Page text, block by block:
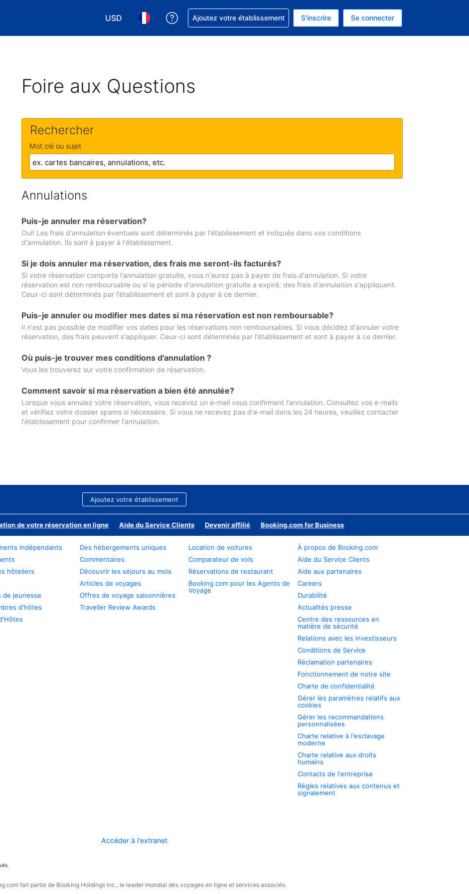
USD
Choisissez votre devise. Votre devise actuelle est celle-ci : Dollar américain.
Choisissez votre langue. Votre langue actuelle est celle-ci : Français.
Obtenez de l'aide concernant votre réservation
Ajoutez votre établissement S'inscrire Se connecter
Foire aux Questions
Rechercher
Mot clé ou sujet
Annulations
Puis-je annuler ma réservation?
Oui! Les frais d'annulation éventuels sont déterminés par l'établissement et indiqués dans vos conditions
d'annulation. Ils sont à payer à l'établissement.
Si je dois annuler ma réservation, des frais me seront-ils facturés?
Si votre réservation comporte l'annulation gratuite, vous n'aurez pas à payer de frais d'annulation. Si votre
réservation est non remboursable ou si la période d'annulation gratuite a expiré, des frais d'annulation s'appliquent.
Ceux-ci sont déterminés par l'établissement et sont à payer à ce dernier.
Puis-je annuler ou modifier mes dates si ma réservation est non remboursable?
Il n'est pas possible de modifier vos dates pour les réservations non remboursables. Si vous décidez d'annuler votre
réservation, des frais peuvent s'appliquer. Ceux-ci sont déterminés par l'établissement et sont à payer à ce dernier.
Où puis-je trouver mes conditions d'annulation ?
Vous les trouverez sur votre confirmation de réservation.
Comment savoir si ma réservation a bien été annulée?
Lorsque vous annulez votre réservation, vous recevez un e-mail vous confirmant l'annulation. Consultez vos e-mails
et vérifiez votre dossier spams si nécessaire. Si vous ne recevez pas d'e-mail dans les 24 heures, veuillez contacter
l'établissement pour confirmer l'annulation.
Ajoutez votre établissement
de votre réservation en ligne Aide du Service Clients Devenir affilié Booking.com for Business
indépendants
hôteliers
de jeunesse
d'hôtes
Des hébergements uniques
Commentaires
Découvrir les séjours au mois
Articles de voyages
Offres de voyage saisonnières
Traveller Review Awards
Location de voitures
Comparateur de vols
Réservations de restaurant
Booking.com pour les Agents de
Voyage
À propos de Booking.com
Aide du Service Clients
Aide aux partenaires
Careers
Durabilité
Actualités presse
Centre des ressources en
matière de sécurité
Relations avec les investisseurs
Conditions de Service
Réclamation partenaires
Fonctionnement de notre site
Charte de confidentialité
Gérer les paramètres relatifs aux
cookies
Gérer les recommandations
personnalisées
Charte relative à l'esclavage
moderne
Charte relative aux droits
humains
Contacts de l'entreprise
Règles relatives aux contenus et
signalement
Accéder à l'extranet
fait partie de Booking Holdings Inc., le leader mondial des voyages en ligne et services associés.